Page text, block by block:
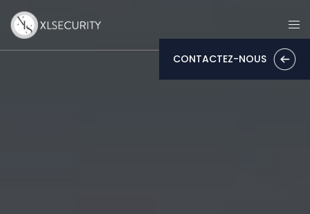
CONTACTEZ-NOUS